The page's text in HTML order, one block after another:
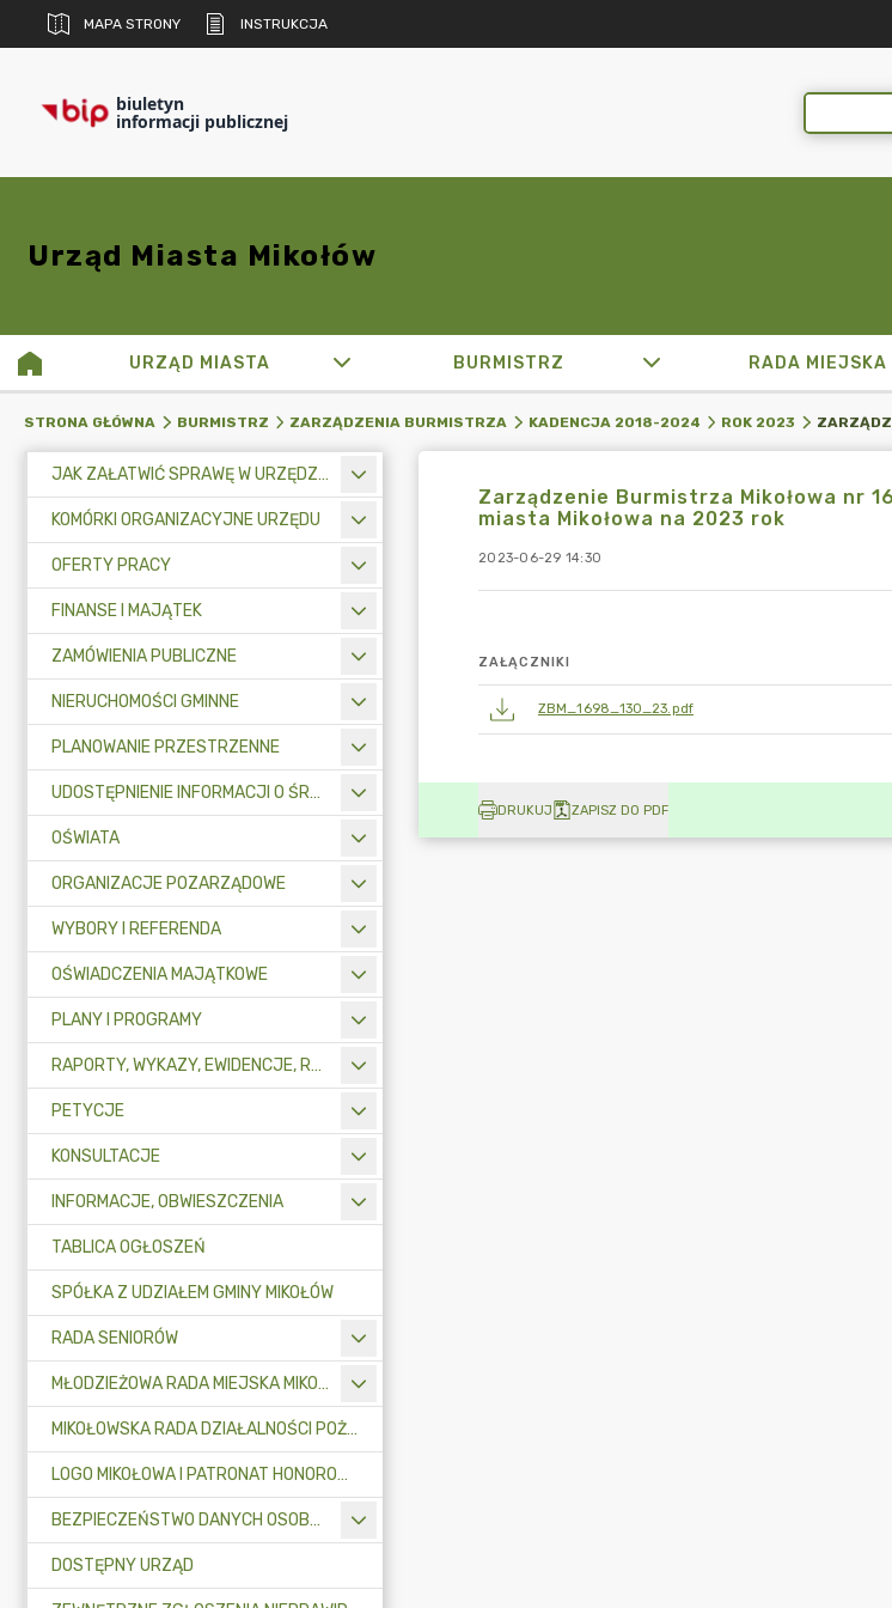
MAPA STRONY INSTRUKCJA
biuletyn
informacji publicznej
Urząd Miasta Mikołów
URZĄD MIASTA BURMISTRZ RADA MIEJSKA
STRONA GŁÓWNA BURMISTRZ ZARZĄDZENIA BURMISTRZA KADENCJA 2018-2024 ROK 2023
JAK ZAŁATWIĆ SPRAWĘ W URZĘDZIE MIASTA
KOMÓRKI ORGANIZACYJNE URZĘDU
OFERTY PRACY
FINANSE I MAJĄTEK
ZAMÓWIENIA PUBLICZNE
NIERUCHOMOŚCI GMINNE
PLANOWANIE PRZESTRZENNE
UDOSTĘPNIENIE INFORMACJI O ŚRODOWISKU
OŚWIATA
ORGANIZACJE POZARZĄDOWE
WYBORY I REFERENDA
OŚWIADCZENIA MAJĄTKOWE
PLANY I PROGRAMY
RAPORTY, WYKAZY, EWIDENCJE, REJESTRY
PETYCJE
KONSULTACJE
INFORMACJE, OBWIESZCZENIA
TABLICA OGŁOSZEŃ
SPÓŁKA Z UDZIAŁEM GMINY MIKOŁÓW
RADA SENIORÓW
MŁODZIEŻOWA RADA MIEJSKA MIKOŁOWA
MIKOŁOWSKA RADA DZIAŁALNOŚCI POŻYTKU PUBLICZNEGO
LOGO MIKOŁOWA I PATRONAT HONOROWY BURMISTRZA MIKOŁOWA
BEZPIECZEŃSTWO DANYCH OSOBOWYCH
DOSTĘPNY URZĄD
Zarządzenie Burmistrza Mikołowa nr
miasta Mikołowa na 2023 rok
2023-06-29 14:30
ZAŁĄCZNIKI
ZBM_1698_130_23.pdf
DRUKUJ ZAPISZ DO PDF